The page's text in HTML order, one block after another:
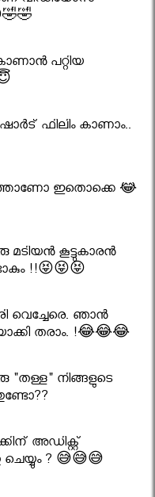
പറ്റിയ
ഫിലിം കാണാം..
ഇതൊക്കെ 😂
കൂട്ടുകാരൻ
!!😝😝😝
വെച്ചേരെ. ഞാൻ
തരാം. !😂😂😂
നിങ്ങളുടെ
അഡിക്റ്റ്
? 😅😅😅